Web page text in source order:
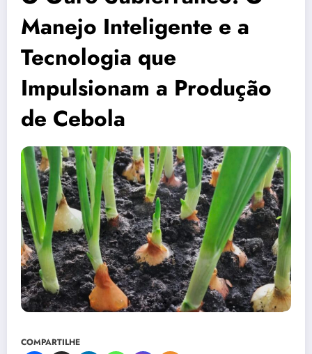
Manejo Inteligente e a
Tecnologia que
Impulsionam a Produção
de Cebola
COMPARTILHE